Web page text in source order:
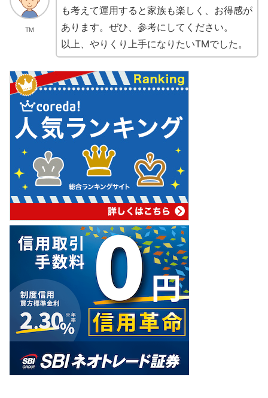
TM
も考えて運用すると家族も楽しく、お得感が
あります。ぜひ、参考にしてください。
以上、やりくり上手になりたいTMでした。